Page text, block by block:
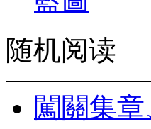
随机阅读
闖關集